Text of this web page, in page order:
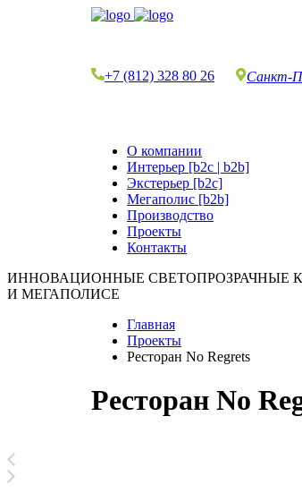
+7 (812) 328 80 26 Санкт-
О компании
Интерьер [b2c | b2b]
Экстерьер [b2c]
Мегаполис [b2b]
Производство
Проекты
Контакты
ИННОВАЦИОННЫЕ СВЕТОПРОЗРАЧНЫЕ
И МЕГАПОЛИСЕ
Главная
Проекты
Ресторан No Regrets
Ресторан No